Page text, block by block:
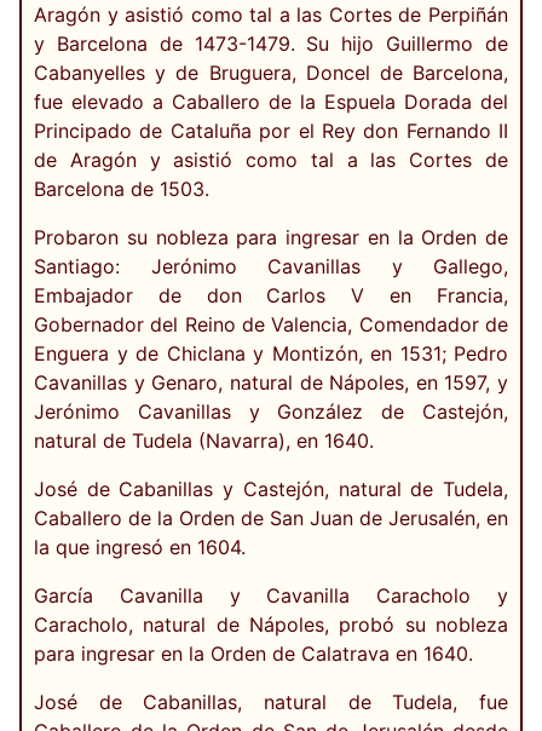
Aragón y asistió como tal a las Cortes de Perpiñán
y Barcelona de 1473-1479. Su hijo Guillermo de
Cabanyelles y de Bruguera, Doncel de Barcelona,
fue elevado a Caballero de la Espuela Dorada del
Principado de Cataluña por el Rey don Fernando II
de Aragón y asistió como tal a las Cortes de
Barcelona de 1503.
Probaron su nobleza para ingresar en la Orden de
Santiago: Jerónimo Cavanillas y Gallego,
Embajador de don Carlos V en Francia,
Gobernador del Reino de Valencia, Comendador de
Enguera y de Chiclana y Montizón, en 1531; Pedro
Cavanillas y Genaro, natural de Nápoles, en 1597, y
Jerónimo Cavanillas y González de Castejón,
natural de Tudela (Navarra), en 1640.
José de Cabanillas y Castejón, natural de Tudela,
Caballero de la Orden de San Juan de Jerusalén, en
la que ingresó en 1604.
García Cavanilla y Cavanilla Caracholo y
Caracholo, natural de Nápoles, probó su nobleza
para ingresar en la Orden de Calatrava en 1640.
José de Cabanillas, natural de Tudela, fue